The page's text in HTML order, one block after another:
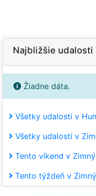
Najbližšie udalosti
Žiadne dáta.
Všetky udalosti v
Všetky udalosti v
Tento víkend v
Tento týždeň v